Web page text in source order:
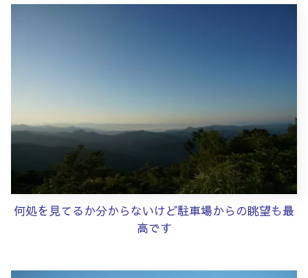
何処を見てるか分からないけど駐車場からの眺望も最
高です